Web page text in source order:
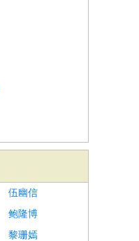
伍幽信
鲍隆博
黎珊嫣